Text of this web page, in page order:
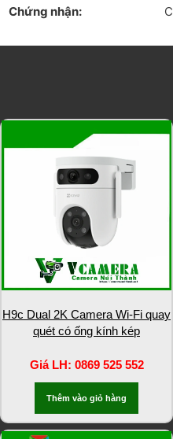
Chứng nhận:
H9c Dual 2K Camera Wi-Fi quay
quét có ống kính kép
Giá LH: 0869 525 552
Thêm vào giỏ hàng